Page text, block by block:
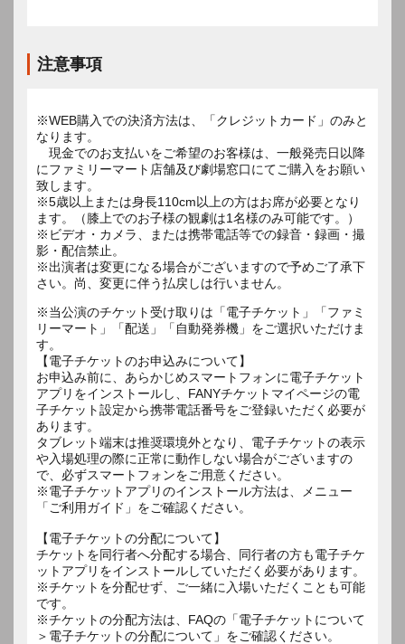
注意事項
※WEB購入での決済方法は、「クレジットカード」のみと
なります。
現金でのお支払いをご希望のお客様は、一般発売日以降
にファミリーマート店舗及び劇場窓口にてご購入をお願い
致します。
※5歳以上または身長110cm以上の方はお席が必要となり
ます。（膝上でのお子様の観劇は1名様のみ可能です。）
※ビデオ・カメラ、または携帯電話等での録音・録画・撮
影・配信禁止。
※出演者は変更になる場合がございますので予めご了承下
さい。尚、変更に伴う払戻しは行いません。
※当公演のチケット受け取りは「電子チケット」「ファミ
リーマート」「配送」「自動発券機」をご選択いただけま
す。
【電子チケットのお申込みについて】
お申込み前に、あらかじめスマートフォンに電子チケット
アプリをインストールし、FANYチケットマイページの電
子チケット設定から携帯電話番号をご登録いただく必要が
あります。
タブレット端末は推奨環境外となり、電子チケットの表示
や入場処理の際に正常に動作しない場合がございますの
で、必ずスマートフォンをご用意ください。
※電子チケットアプリのインストール方法は、メニュー
「ご利用ガイド」をご確認ください。
【電子チケットの分配について】
チケットを同行者へ分配する場合、同行者の方も電子チケ
ットアプリをインストールしていただく必要があります。
※チケットを分配せず、ご一緒に入場いただくことも可能
です。
※チケットの分配方法は、FAQの「電子チケットについて
＞電子チケットの分配について」をご確認ください。